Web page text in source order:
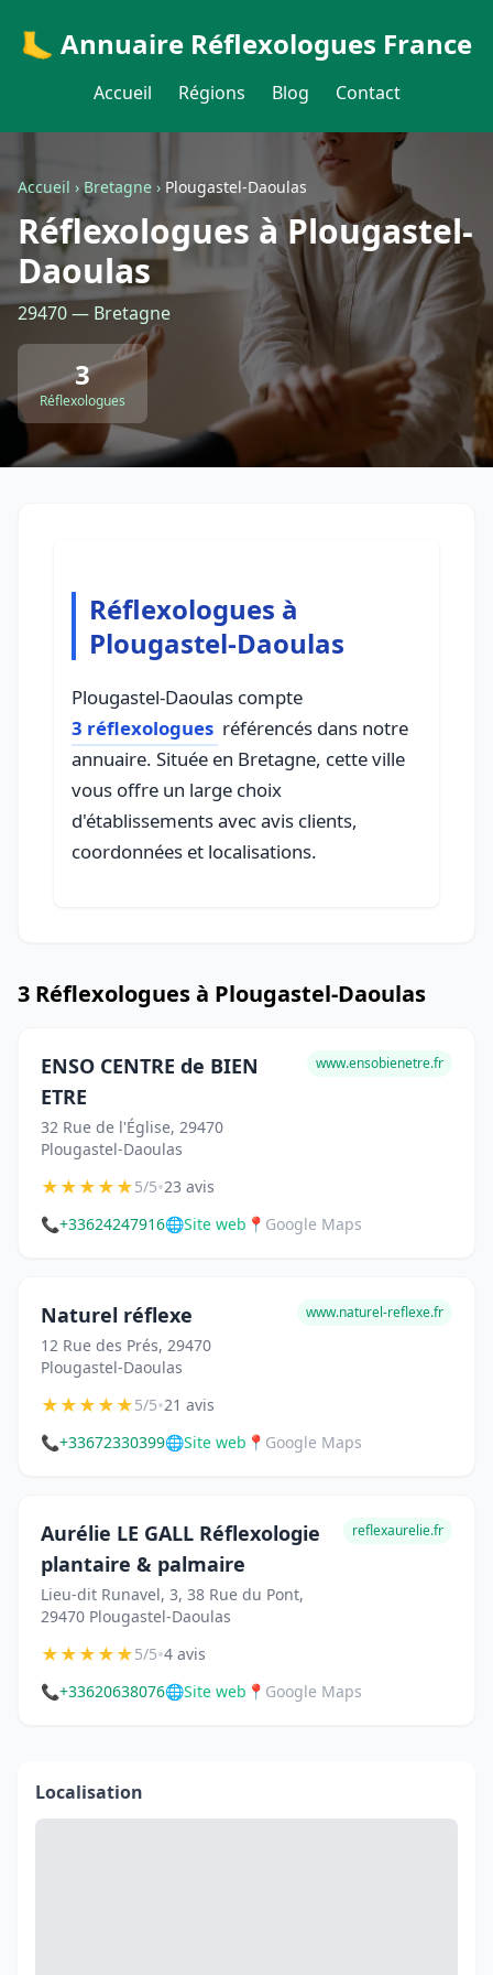
🦶 Annuaire Réflexologues France
Accueil Régions Blog Contact
Accueil ›Bretagne › Plougastel-Daoulas
Réflexologues à Plougastel-
Daoulas
29470 — Bretagne
3
Réflexologues
Réflexologues à
Plougastel-Daoulas
Plougastel-Daoulas compte
3 réflexologues référencés dans notre
annuaire. Située en Bretagne, cette ville
vous offre un large choix
d'établissements avec avis clients,
coordonnées et localisations.
3 Réflexologues à Plougastel-Daoulas
ENSO CENTRE de BIEN
ETRE
32 Rue de l'Église, 29470
Plougastel-Daoulas
www.ensobienetre.fr
★★★★★5/5•23 avis
📞+33624247916🌐Site web 📍 Google Maps
Naturel réflexe
12 Rue des Prés, 29470
Plougastel-Daoulas
www.naturel-reflexe.fr
★★★★★5/5•21 avis
📞+33672330399🌐Site web 📍 Google Maps
Aurélie LE GALL Réflexologie
plantaire & palmaire
Lieu-dit Runavel, 3, 38 Rue du Pont,
29470 Plougastel-Daoulas
reflexaurelie.fr
★★★★★5/5•4 avis
📞+33620638076🌐Site web 📍 Google Maps
Localisation